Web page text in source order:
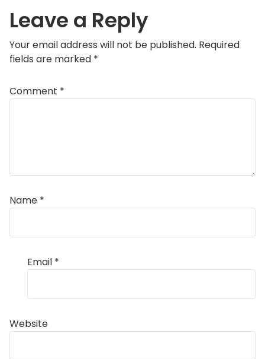
Leave a Reply
Your email address will not be published. Required
fields are marked *
Comment *
Name *
Email *
Website